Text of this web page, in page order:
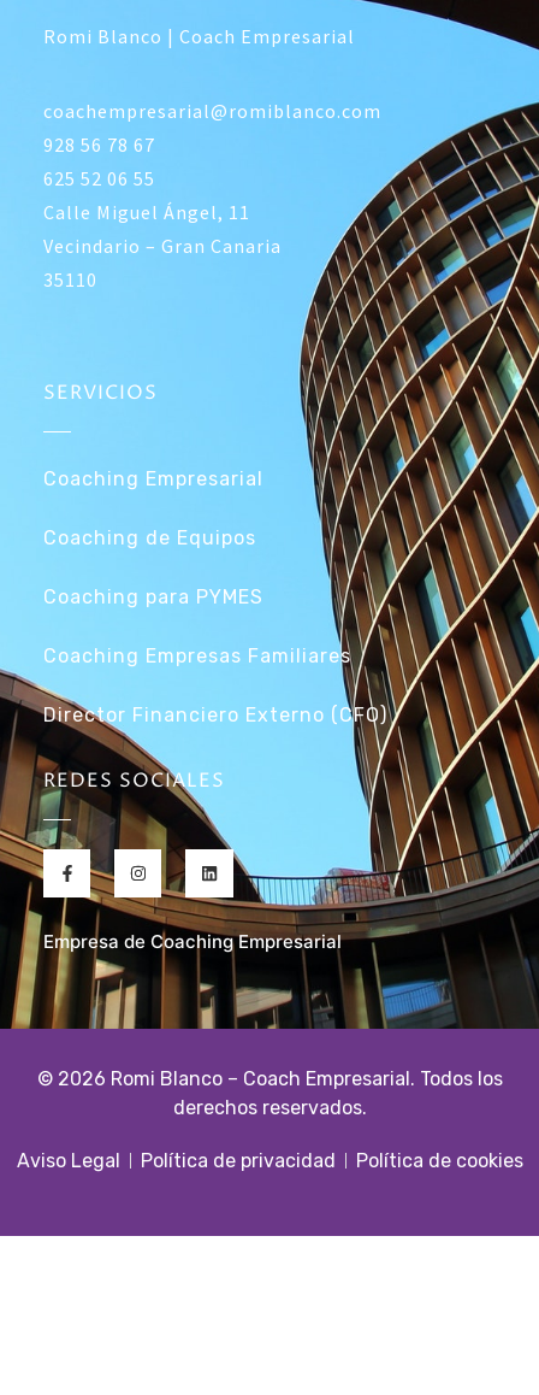
Romi Blanco | Coach Empresarial
coachempresarial@romiblanco.com
928 56 78 67
625 52 06 55
Calle Miguel Ángel, 11
Vecindario – Gran Canaria
35110
SERVICIOS
Coaching Empresarial
Coaching de Equipos
Coaching para PYMES
Coaching Empresas Familiares
Director Financiero Externo (CFO)
REDES SOCIALES
Empresa de Coaching Empresarial
© 2026 Romi Blanco – Coach Empresarial. Todos los
derechos reservados.
Aviso Legal Política de privacidad Política de cookies